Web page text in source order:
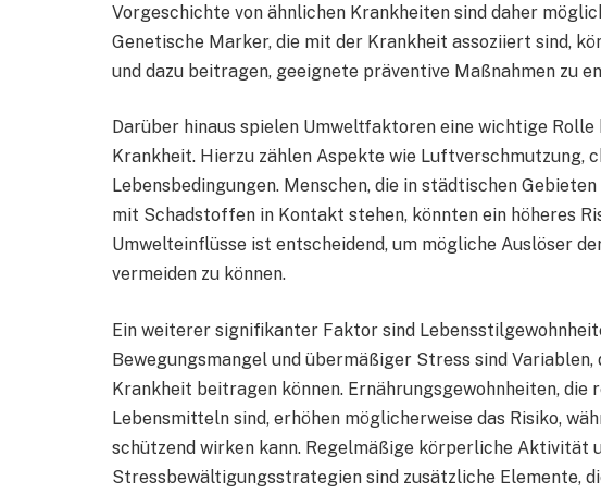
Vorgeschichte von ähnlichen Krankheiten sind daher
Genetische Marker, die mit der Krankheit assoziiert sind,
und dazu beitragen, geeignete präventive Maßnahmen zu
Darüber hinaus spielen Umweltfaktoren eine wichtige
Krankheit. Hierzu zählen Aspekte wie Luftverschmutzung,
Lebensbedingungen. Menschen, die in städtischen
mit Schadstoffen in Kontakt stehen, könnten ein höheres
Umwelteinflüsse ist entscheidend, um mögliche Auslöser
vermeiden zu können.
Ein weiterer signifikanter Faktor sind
Bewegungsmangel und übermäßiger Stress sind
Krankheit beitragen können. Ernährungsgewohnheiten,
Lebensmitteln sind, erhöhen möglicherweise das Risiko,
schützend wirken kann. Regelmäßige körperliche Aktivität
Stressbewältigungsstrategien sind zusätzliche Elemente,